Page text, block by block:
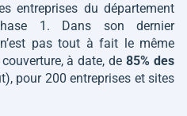
entreprises du département
1. Dans son dernier
pas tout à fait le même
couverture, à date, de85% des
pour 200 entreprises et sites